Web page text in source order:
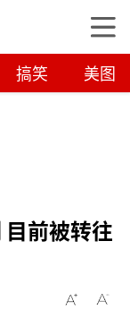
搞笑 美图
前被转往